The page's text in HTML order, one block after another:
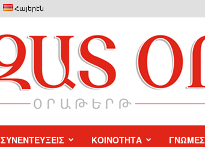
Հայերէն
ΣΥΝΕΝΤΕΥΞΕΙΣ ΚΟΙΝΟΤΗΤΑ ΓΝΩΜΕΣ